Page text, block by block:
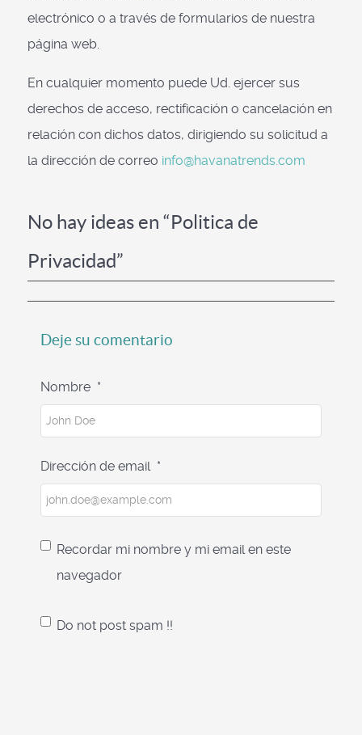
electrónico o a través de formularios de nuestra
página web.
En cualquier momento puede Ud. ejercer sus
derechos de acceso, rectificación o cancelación en
relación con dichos datos, dirigiendo su solicitud a
la dirección de correo info@havanatrends.com
No hay ideas en “Politica de
Privacidad”
Deje su comentario
Nombre *
Dirección de email *
Recordar mi nombre y mi email en este
navegador
Do not post spam !!